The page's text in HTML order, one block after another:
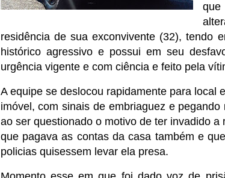
residência de sua exconvivente (32), tendo
histórico agressivo e possui em seu
urgência vigente e com ciência e feito pela
A equipe se deslocou rapidamente para local
imóvel, com sinais de embriaguez e
ao ser questionado o motivo de ter invadido a
que pagava as contas da casa também e
policias quisessem levar ela presa.